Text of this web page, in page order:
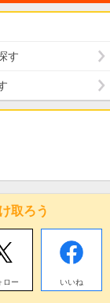
す
取ろう
ロー いいね